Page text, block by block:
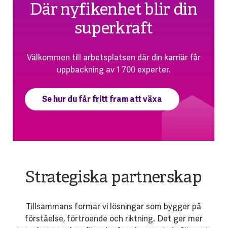
Där nyfikenhet blir din
superkraft
Välkommen till arbetsplatsen där din karriär får
uppbackning av 1 700 experter.
Se hur du får fritt fram att växa
Strategiska partnerskap
Tillsammans formar vi lösningar som bygger på
förståelse, förtroende och riktning. Det ger mer